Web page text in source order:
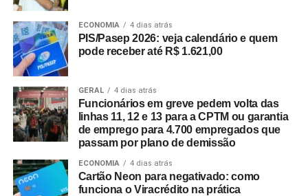
ECONOMIA 4 dias atrás
PIS/Pasep 2026: veja calendário e quem
pode receber até R$ 1.621,00
GERAL 4 dias atrás
Funcionários em greve pedem volta das
linhas 11, 12 e 13 para a CPTM ou garantia
de emprego para 4.700 empregados que
passam por plano de demissão
ECONOMIA 4 dias atrás
Cartão Neon para negativado: como
funciona o Viracrédito na prática